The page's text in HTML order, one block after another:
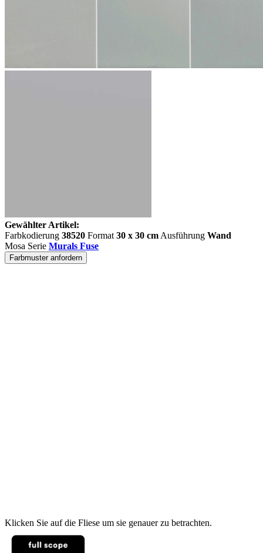
Gewählter Artikel:
Farbkodierung 38520 Format 30 x 30 cm Ausführung Wand
Mosa Serie Murals Fuse
Farbmuster anfordern
Klicken Sie auf die Fliese um sie genauer zu betrachten.